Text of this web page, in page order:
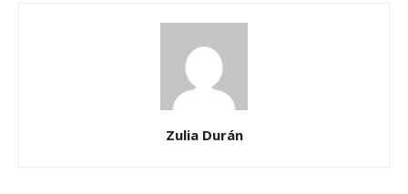
Zulia Durán